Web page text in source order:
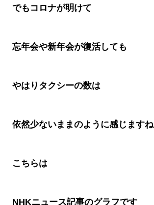
でもコロナが明けて
忘年会や新年会が復活しても
やはりタクシーの数は
依然少ないままのように感じますね
こちらは
NHKニュース記事のグラフです